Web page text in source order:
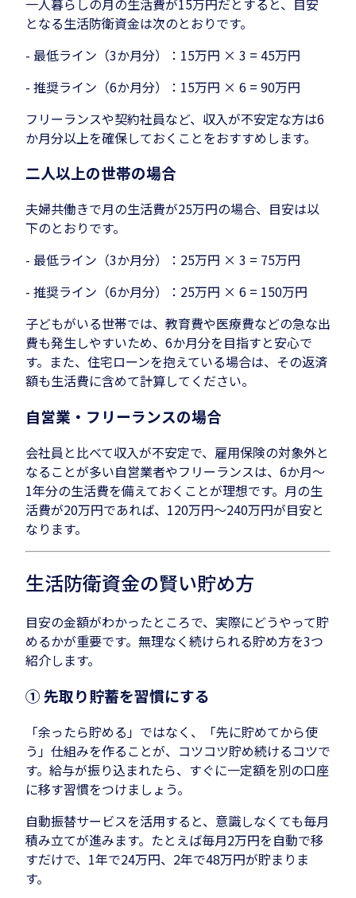
となる生活防衛資金は次のとおりです。
- 最低ライン（3か月分）：15万円 × 3 = 45万円
- 推奨ライン（6か月分）：15万円 × 6 = 90万円
フリーランスや契約社員など、収入が不安定な方は6
か月分以上を確保しておくことをおすすめします。
二人以上の世帯の場合
夫婦共働きで月の生活費が25万円の場合、目安は以
下のとおりです。
- 最低ライン（3か月分）：25万円 × 3 = 75万円
- 推奨ライン（6か月分）：25万円 × 6 = 150万円
子どもがいる世帯では、教育費や医療費などの急な出
費も発生しやすいため、6か月分を目指すと安心で
す。また、住宅ローンを抱えている場合は、その返済
額も生活費に含めて計算してください。
自営業・フリーランスの場合
会社員と比べて収入が不安定で、雇用保険の対象外と
なることが多い自営業者やフリーランスは、6か月〜
1年分の生活費を備えておくことが理想です。月の生
活費が20万円であれば、120万円〜240万円が目安と
なります。
生活防衛資金の賢い貯め方
目安の金額がわかったところで、実際にどうやって貯
めるかが重要です。無理なく続けられる貯め方を3つ
紹介します。
① 先取り貯蓄を習慣にする
「余ったら貯める」ではなく、「先に貯めてから使
う」仕組みを作ることが、コツコツ貯め続けるコツで
す。給与が振り込まれたら、すぐに一定額を別の口座
に移す習慣をつけましょう。
自動振替サービスを活用すると、意識しなくても毎月
積み立てが進みます。たとえば毎月2万円を自動で移
すだけで、1年で24万円、2年で48万円が貯まりま
す。